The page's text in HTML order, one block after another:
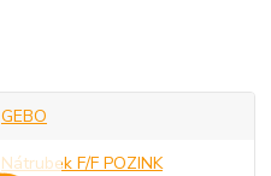
GEBO
Nátrubek F/F POZINK